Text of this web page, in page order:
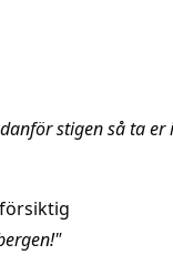
stigen så ta er